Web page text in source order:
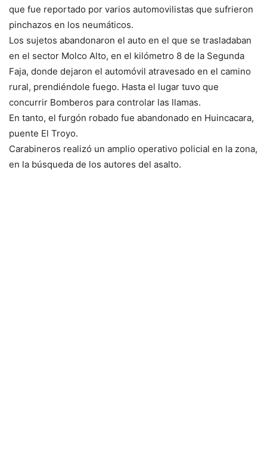
que fue reportado por varios automovilistas que sufrieron
pinchazos en los neumáticos.
Los sujetos abandonaron el auto en el que se trasladaban
en el sector Molco Alto, en el kilómetro 8 de la Segunda
Faja, donde dejaron el automóvil atravesado en el camino
rural, prendiéndole fuego. Hasta el lugar tuvo que
concurrir Bomberos para controlar las llamas.
En tanto, el furgón robado fue abandonado en Huincacara,
puente El Troyo.
Carabineros realizó un amplio operativo policial en la zona,
en la búsqueda de los autores del asalto.